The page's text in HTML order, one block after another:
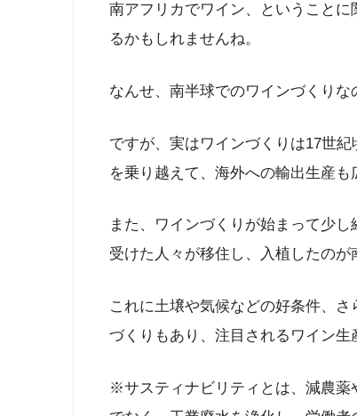
南アフリカでワイン、ということ
るかもしれませんね。
なんせ、南半球でのワインづくりな
ですが、実はワインづくりは17世
を乗り越えて、海外への輸出生産も
また、ワインづくりが始まって少
受けた人々が移住し、入植したのが
これに土壌や気候などの好条件、
づくりもあり、注目されるワイン生
※サスティナビリティとは、減農薬